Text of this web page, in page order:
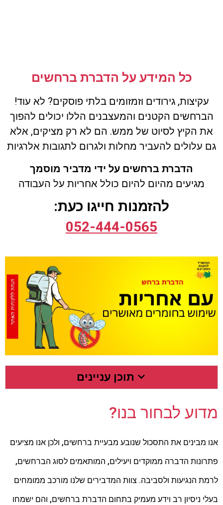
כל המידע על הדברת ברחשים
עקיצות, גירודים וזמזומים בלתי פוסקים? לא עוד!
הברחשים הקטנים והמעצבנים הללו יכולים להפוך
את הקיץ לסיוט של ממש. הם לא רק מציקים, אלא
גם עלולים להעביר מחלות ולגרום לתגובות אלרגיות
הדברת ברחשים על ידי מדביר מוסמך
מגיעים מהיום להיום כולל אחריות על העבודה
להזמנות חייגו כעת:
052-444-0565
תוכן עניינים
מדוע לבחור בנו?
אנו מבינים את התסכול שנובע מבעיית ברחשים, ולכן אנו מציעים
פתרונות הדברה ממוקדים ויעילים, המותאמים לסוג הברחשים,
לרמת הנגיעות ולסביבה. צוות המדבירים שלנו מורכב ממומחים
בעלי ניסיון רב וידע מעמיק בתחום הדברת ברחשים, והם ישמחו